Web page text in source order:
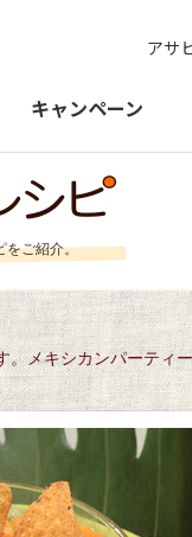
アサ
キャンペーン
をご紹介。
。メキシカンパーティ